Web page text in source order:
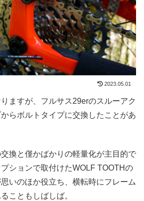
2023.05.01
ますが、フルサス29erのスルーアク
らボルトタイプに交換したことがあ
換と僅かばかりの軽量化が主目的で
ションで取付けたWOLF TOOTHの
いのほか役立ち、横転時にフレーム
こともしばしば。